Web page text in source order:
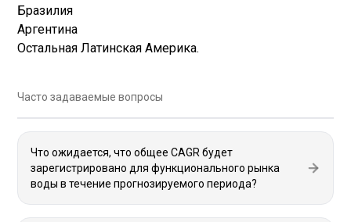
Бразилия
Аргентина
Остальная Латинская Америка.
Часто задаваемые вопросы
Что ожидается, что общее CAGR будет
зарегистрировано для функционального рынка
воды в течение прогнозируемого периода?